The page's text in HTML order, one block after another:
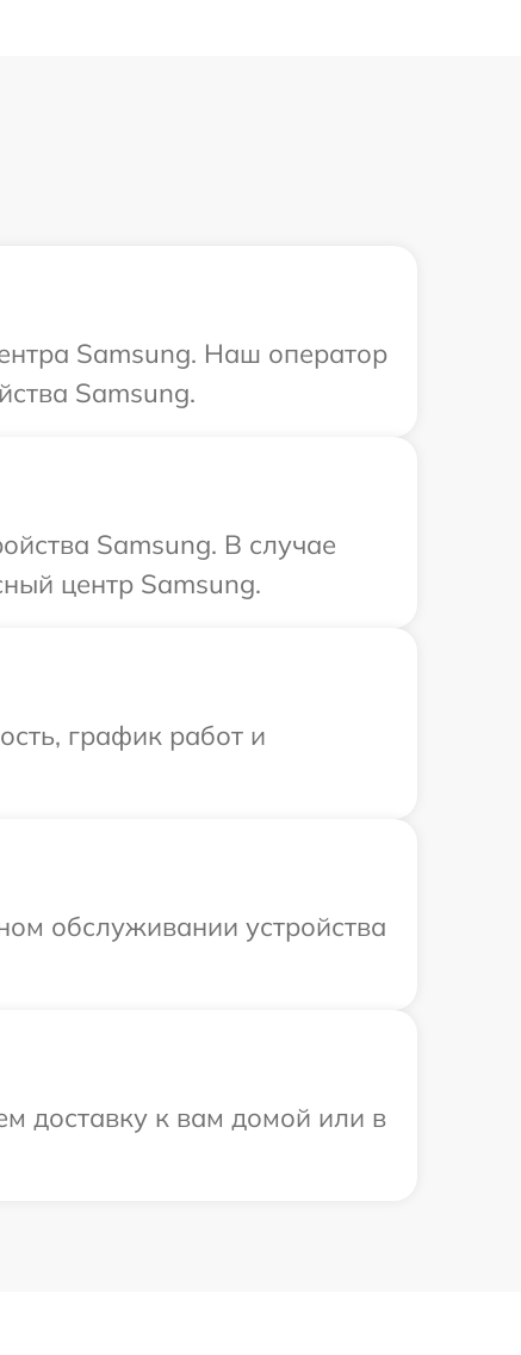
Samsung. Наш оператор
Samsung.
Samsung. В случае
центр Samsung.
график работ и
обслуживании устройства
доставку к вам домой или в